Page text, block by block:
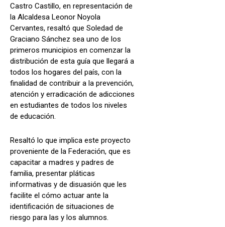
Castro Castillo, en representación de
la Alcaldesa Leonor Noyola
Cervantes, resaltó que Soledad de
Graciano Sánchez sea uno de los
primeros municipios en comenzar la
distribución de esta guía que llegará a
todos los hogares del país, con la
finalidad de contribuir a la prevención,
atención y erradicación de adicciones
en estudiantes de todos los niveles
de educación.
Resaltó lo que implica este proyecto
proveniente de la Federación, que es
capacitar a madres y padres de
familia, presentar pláticas
informativas y de disuasión que les
facilite el cómo actuar ante la
identificación de situaciones de
riesgo para las y los alumnos.